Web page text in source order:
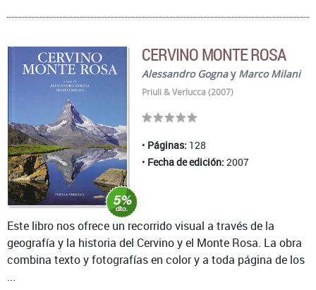
CERVINO MONTE ROSA
Alessandro Gognay Marco Milani
Priuli & Verlucca (2007)
Páginas: 128
Fecha de edición: 2007
Este libro nos ofrece un recorrido visual a través de la
geografía y la historia del Cervino y el Monte Rosa. La obra
combina texto y fotografías en color y a toda página de los
...